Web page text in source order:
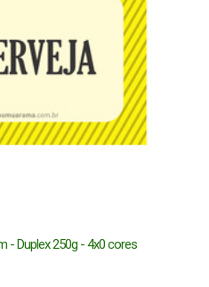
- Duplex 250g - 4x0 cores